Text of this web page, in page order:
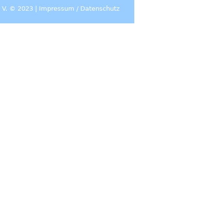
V. © 2023 | Impressum / Datenschutz